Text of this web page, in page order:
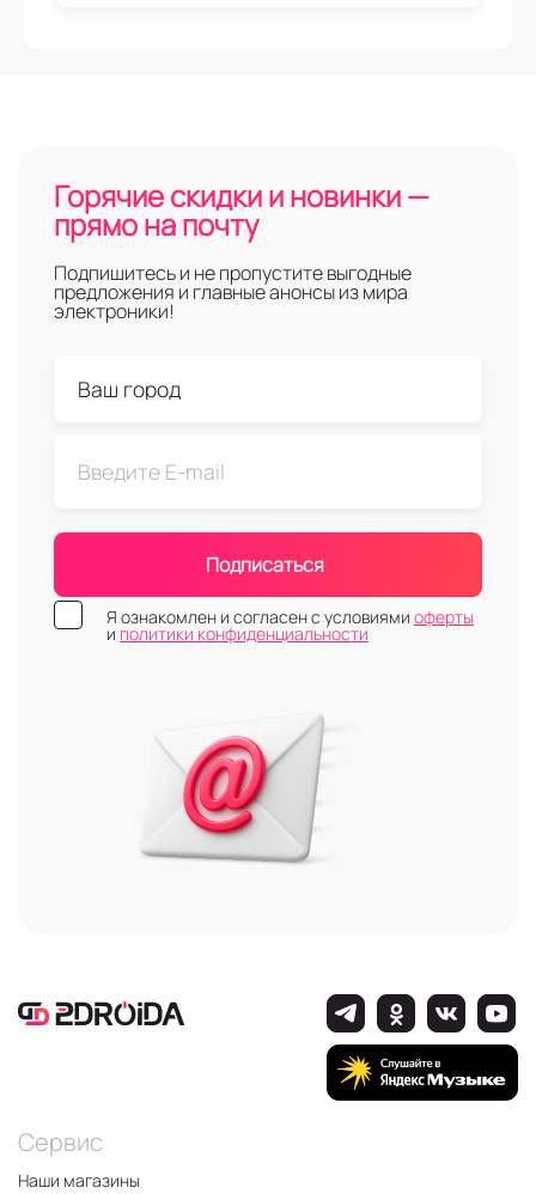
Горячие скидки и новинки —
прямо на почту
Подпишитесь и не пропустите выгодные
предложения и главные анонсы из мира
электроники!
Подписаться
Я ознакомлен и согласен с условиями оферты
и политики конфиденциальности
Сервис
Наши магазины